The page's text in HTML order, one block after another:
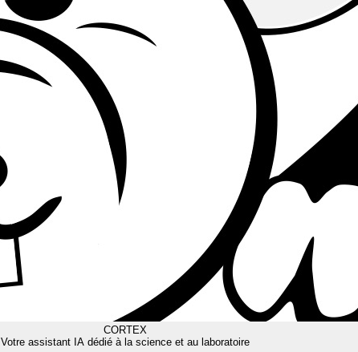
CORTEX
Votre assistant IA dédié à la science et au laboratoire